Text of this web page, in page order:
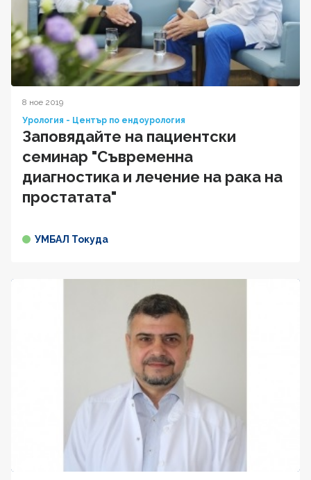
8 ное 2019
Урология - Център по ендоурология
Заповядайте на пациентски
семинар "Съвременна
диагностика и лечение на рака на
простатата"
УМБАЛ Токуда